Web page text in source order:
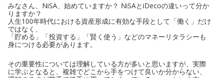
みなさん、NiSA、始めていますか？ NiSAとiDecoの違いって分か
りますか？
人生100年時代における資産形成に有効な手段として「働く」だけ
ではなく、
「貯める」「投資する」「賢く使う」などのマネーリタラシーも
身につける必要があります。
その重要性については理解している方が多いと思いますが、実際
に学ぶとなると、複雑でどこから手をつけて良いか分からない、